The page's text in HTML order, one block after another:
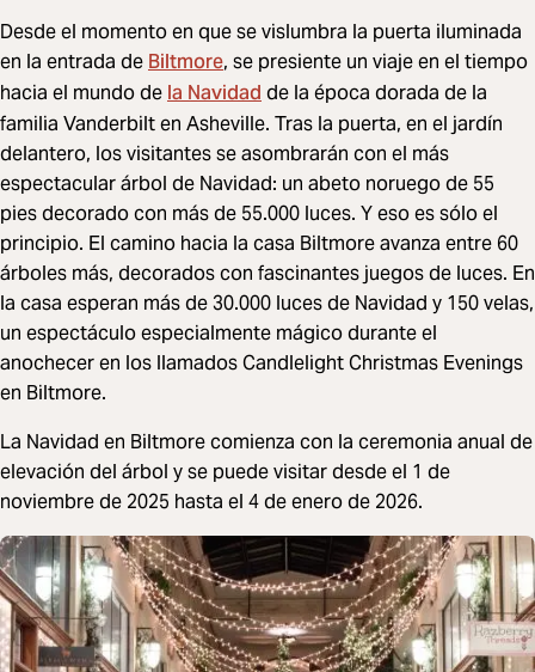
Desde el momento en que se vislumbra la puerta iluminada
en la entrada deBiltmore, se presiente un viaje en el tiempo
hacia el mundo dela Navidadde la época dorada de la
familia Vanderbilt en Asheville. Tras la puerta, en el jardín
delantero, los visitantes se asombrarán con el más
espectacular árbol de Navidad: un abeto noruego de 55
pies decorado con más de 55.000 luces. Y eso es sólo el
principio. El camino hacia la casa Biltmore avanza entre 60
árboles más, decorados con fascinantes juegos de luces. En
la casa esperan más de 30.000 luces de Navidad y 150 velas,
un espectáculo especialmente mágico durante el
anochecer en los llamados Candlelight Christmas Evenings
en Biltmore.
La Navidad en Biltmore comienza con la ceremonia anual de
elevación del árbol y se puede visitar desde el 1 de
noviembre de 2025 hasta el 4 de enero de 2026.